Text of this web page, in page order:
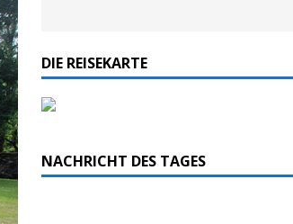
DIE REISEKARTE
NACHRICHT DES TAGES